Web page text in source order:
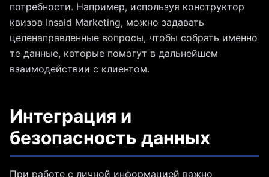
потребности. Например, используя конструктор
квизов Insaid Marketing, можно задавать
целенаправленные вопросы, чтобы собрать именно
те данные, которые помогут в дальнейшем
взаимодействии с клиентом.
Интеграция и
безопасность данных
При работе с личной информацией важно